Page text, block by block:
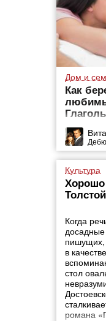
Дом и
Как
Культура
Хорошо
Когда
пишущих,
в
стол
романа